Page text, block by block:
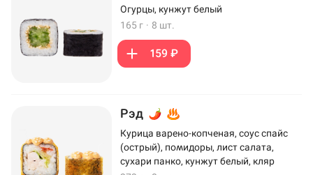
Огурцы, кунжут белый
165 г · 8 шт.
159 ₽
Рэд
Курица варено-копченая, соус спайс
(острый), помидоры, лист салата,
сухари панко, кунжут белый, кляр